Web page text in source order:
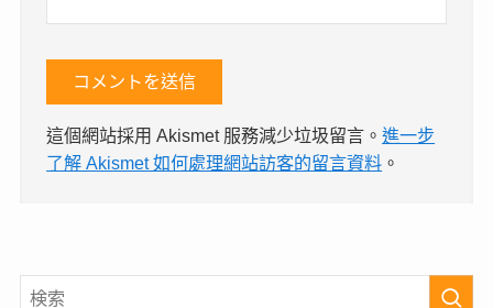
這個網站採用 Akismet 服務減少垃圾留言。進一步
了解 Akismet 如何處理網站訪客的留言資料 。